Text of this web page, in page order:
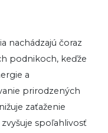
nachádzajú čoraz
podnikoch, keďže
a
prirodzených
zaťaženie
spoľahlivosť